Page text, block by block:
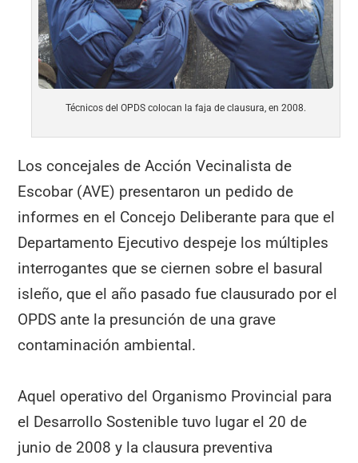
Técnicos del OPDS colocan la faja de clausura, en 2008.
Los concejales de Acción Vecinalista de
Escobar (AVE) presentaron un pedido de
informes en el Concejo Deliberante para que el
Departamento Ejecutivo despeje los múltiples
interrogantes que se ciernen sobre el basural
isleño, que el año pasado fue clausurado por el
OPDS ante la presunción de una grave
contaminación ambiental.
Aquel operativo del Organismo Provincial para
el Desarrollo Sostenible tuvo lugar el 20 de
junio de 2008 y la clausura preventiva